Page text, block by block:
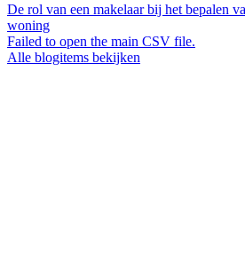
De rol van een makelaar bij het bepalen
woning
Failed to open the main CSV file.
Alle blogitems bekijken